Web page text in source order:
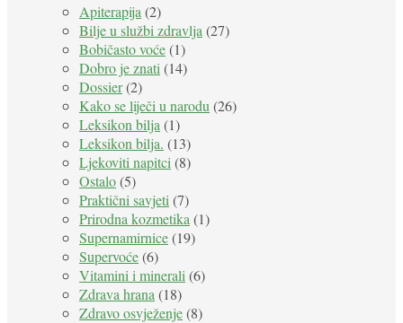
Apiterapija (2)
Bilje u službi zdravlja (27)
Bobičasto voće(1)
Dobro je znati (14)
Dossier(2)
Kako se liječi u narodu (26)
Leksikon bilja (1)
Leksikon bilja. (13)
Ljekoviti napitci (8)
Ostalo(5)
Praktični savjeti (7)
Prirodna kozmetika (1)
Supernamirnice(19)
Supervoće(6)
Vitamini i minerali (6)
Zdrava hrana (18)
Zdravo osvježenje(8)